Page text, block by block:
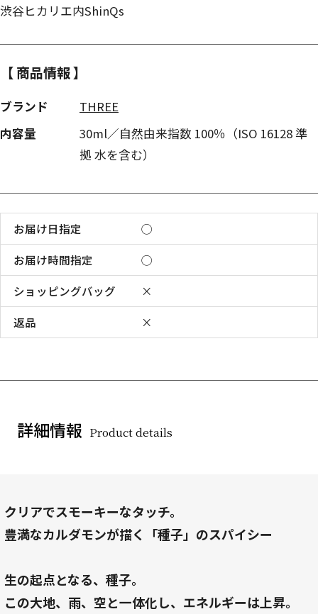
渋谷ヒカリエ内ShinQs
【 商品情報 】
ブランド
THREE
内容量
30ml／自然由来指数 100％（ISO 16128 準
拠 水を含む）
お届け日指定
◯
お届け時間指定
◯
ショッピングバッグ
×
返品
×
詳細情報 Product details
クリアでスモーキーなタッチ。
豊満なカルダモンが描く「種子」のスパイシー
生の起点となる、種子。
この大地、雨、空と一体化し、エネルギーは上昇。